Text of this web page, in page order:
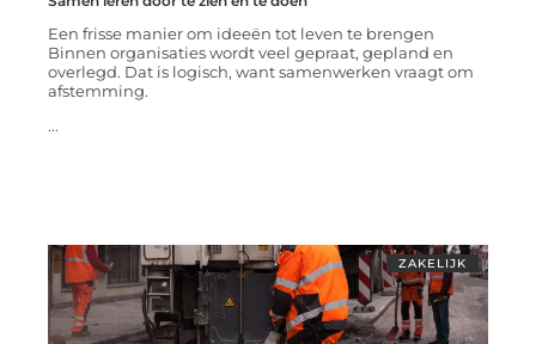
Een frisse manier om ideeën tot leven te brengen
Binnen organisaties wordt veel gepraat, gepland en
overlegd. Dat is logisch, want samenwerken vraagt om
afstemming.
...
ZAKELIJK